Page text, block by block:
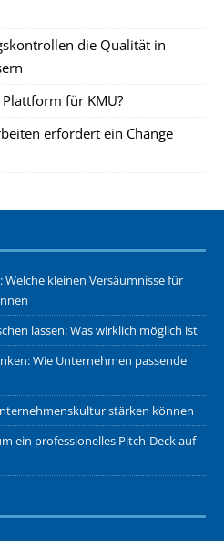
die Qualität in
für KMU?
erfordert ein Change
kleinen Versäumnisse für
lassen: Was wirklich möglich ist
Wie Unternehmen passende
stärken können
ein professionelles Pitch-Deck auf